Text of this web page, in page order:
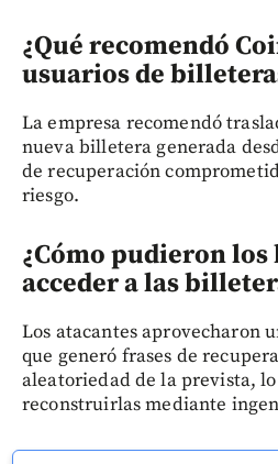
¿Qué recomendó
usuarios de
La empresa recomendó
nueva billetera generada
de recuperación
riesgo.
¿Cómo pudieron los
acceder a las
Los atacantes aprovecharon
que generó frases de
aleatoriedad de la prevista,
reconstruirlas mediante